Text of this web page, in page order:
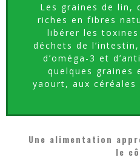
Les graines de lin,
riches en fibres
libérer les
déchets de
d’oméga-3 et
quelques graines
yaourt, aux
Une alimentation
le